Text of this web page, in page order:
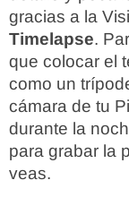
gracias a la
Timelapse.
que colocar el
como un
cámara de tu
durante la
para grabar la
veas.